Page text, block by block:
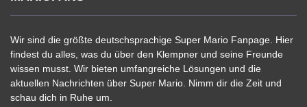
Wir sind die größte deutschsprachige Super Mario Fanpage. Hier
findest du alles, was du über den Klempner und seine Freunde
wissen musst. Wir bieten umfangreiche Lösungen und die
aktuellen Nachrichten über Super Mario. Nimm dir die Zeit und
schau dich in Ruhe um.